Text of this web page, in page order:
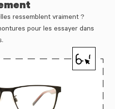
ressemblent vraiment ?
pour les essayer dans